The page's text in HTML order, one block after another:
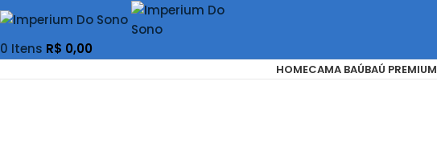
0 Itens R$ 0,00
HOMECAMA BAÚBAÚ PREMIUM